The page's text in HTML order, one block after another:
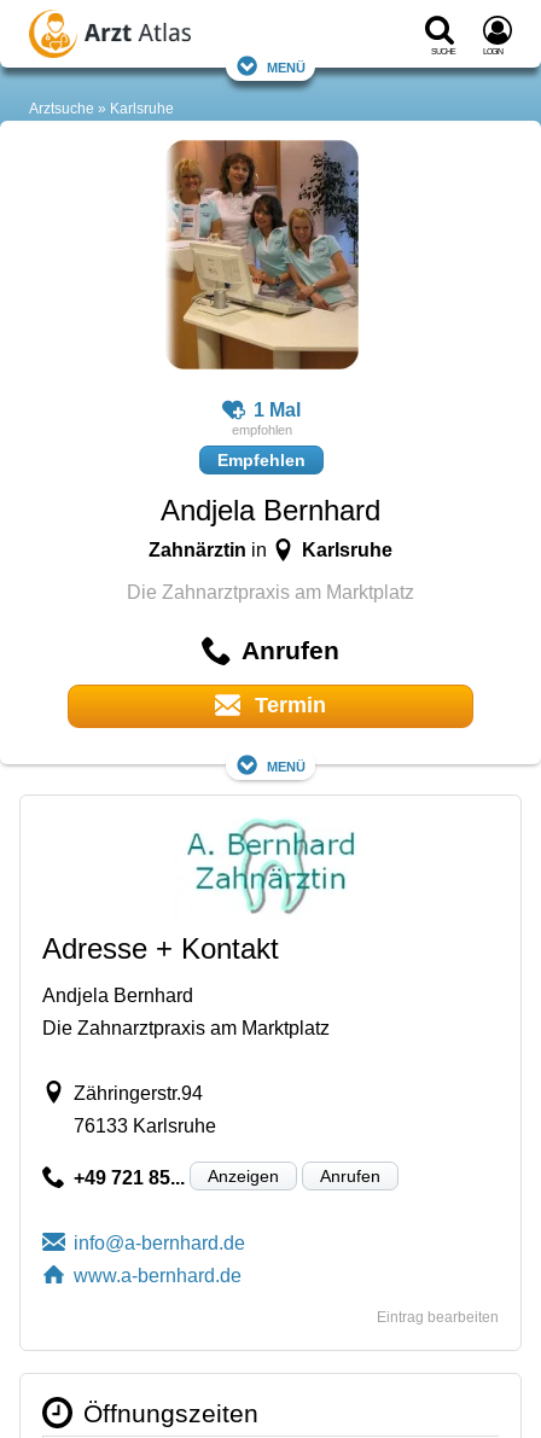
Suche Login
Menü
Arztsuche Karlsruhe
1 Mal
Empfehlen
Andjela Bernhard
Zahnärztin in Karlsruhe
Die Zahnarztpraxis am Marktplatz
Anrufen
Termin
Menü
Adresse + Kontakt
Andjela Bernhard
Die Zahnarztpraxis am Marktplatz
Zähringerstr.94
76133 Karlsruhe
+49 721 85... Anzeigen Anrufen
www.a-bernhard.de
Eintrag bearbeiten
Öffnungszeiten